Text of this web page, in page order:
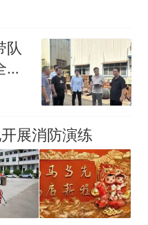
队
展消防演练